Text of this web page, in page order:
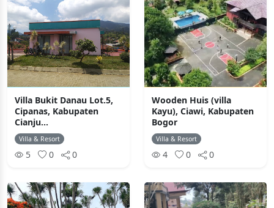
Villa Bukit Danau Lot.5,
Cipanas, Kabupaten
Cianju...
Villa & Resort
5 0 0
Wooden Huis (villa
Kayu), Ciawi, Kabupaten
Bogor
Villa & Resort
4 0 0